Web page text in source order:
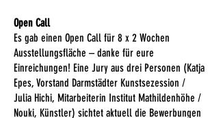
Open Call
Es gab einen Open Call für 8 x 2 Wochen
Ausstellungsfläche – danke für eure
Einreichungen! Eine Jury aus drei Personen (Katja
Epes, Vorstand Darmstädter Kunstsezession /
Julia Hichi, Mitarbeiterin Institut Mathildenhöhe /
Nouki, Künstler) sichtet aktuell die Bewerbungen